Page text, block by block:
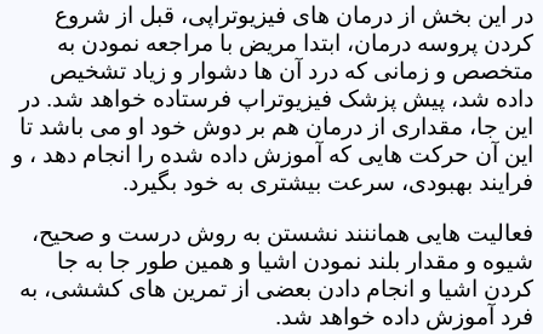
در این بخش از درمان های فیزیوتراپی، قبل از شروع
کردن پروسه درمان، ابتدا مریض با مراجعه نمودن به
متخصص و زمانی که درد آن ها دشوار و زیاد تشخیص
داده شد، پیش پزشک فیزیوتراپ فرستاده خواهد شد. در
این جا، مقداری از درمان هم بر دوش خود او می باشد تا
این آن حرکت هایی که آموزش داده شده را انجام دهد ، و
فرایند بهبودی، سرعت بیشتری به خود بگیرد.
فعالیت هایی هماننند نشستن به روش درست و صحیح،
شیوه و مقدار بلند نمودن اشیا و همین طور جا به جا
کردن اشیا و انجام دادن بعضی از تمرین های کششی، به
فرد آموزش داده خواهد شد.